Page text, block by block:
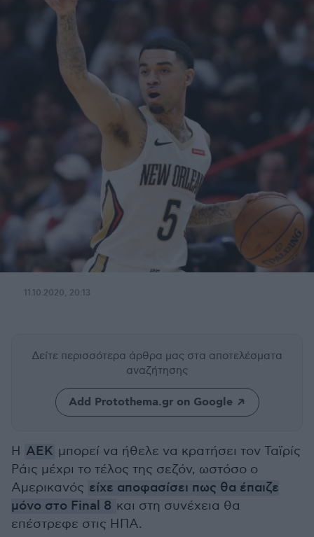
11.10.2020, 20:13
Δείτε περισσότερα άρθρα μας στα αποτελέσματα
αναζήτησης
Add Protothema.gr on Google
Η ΑΕΚ μπορεί να ήθελε να κρατήσει τον Ταϊρίς
Ράις μέχρι το τέλος της σεζόν, ωστόσο ο
Αμερικανός είχε αποφασίσει πως θα έπαιζε
μόνο στο Final 8 και στη συνέχεια θα
επέστρεφε στις ΗΠΑ.